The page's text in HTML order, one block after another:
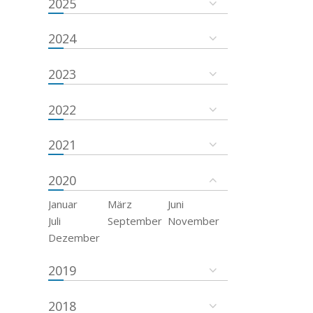
2024
2023
2022
2021
2020
Januar März
Juni
Juli
September November
Dezember
2019
2018